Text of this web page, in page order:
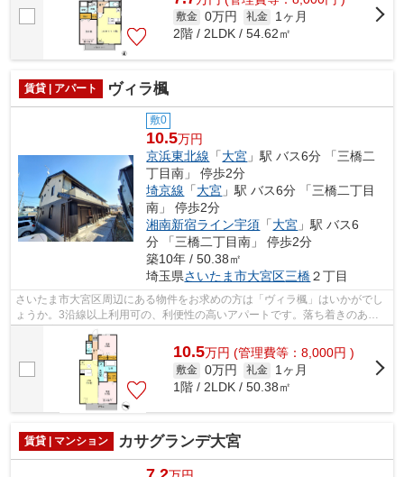
敷金 0万円 礼金
1ヶ月
2階 / 2LDK / 54.62㎡
賃貸 | アパート ヴィラ楓
敷0
10.5万円
京浜東北線 「大宮 」駅 バス6分 「三橋二
丁目南」 停歩2分
埼京線 「大宮 」駅 バス6分 「三橋二丁目
南」 停歩2分
湘南新宿ライン宇須 「大宮 」駅 バス6
分 「三橋二丁目南」 停歩2分
築10年 / 50.38㎡
埼玉県さいたま市大宮区三橋２丁目
さいたま市大宮区周辺にある物件をお求めの方は「ヴィラ楓」はいかがでし
ょうか。3沿線以上利用可の、利便性の高いアパートです。落ち着きのある
10.5万円 (管理費等：8,000円 )
敷金 0万円 礼金
1ヶ月
1階 / 2LDK / 50.38㎡
賃貸 | マンション カサグランデ大宮